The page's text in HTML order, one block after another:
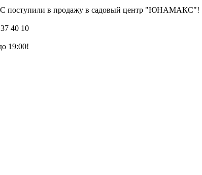
поступили в продажу в садовый центр "ЮНАМАКС"!
40 10
19:00!